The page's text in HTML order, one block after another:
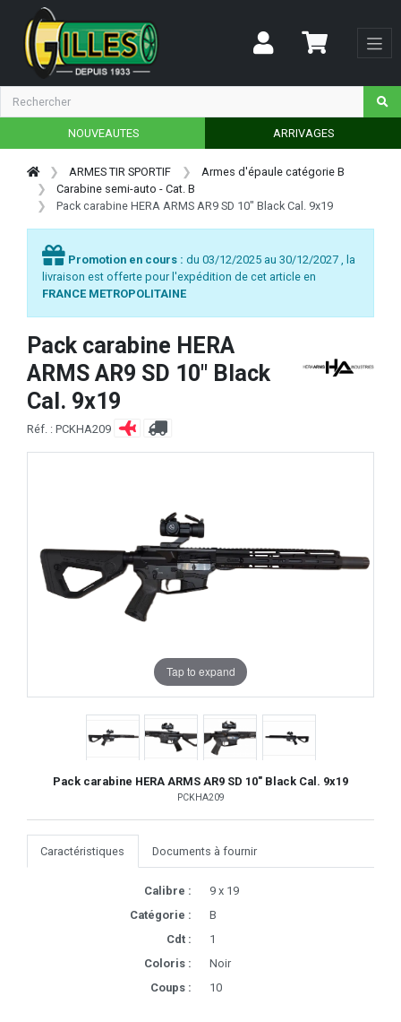
NOUVEAUTES ARRIVAGES
ARMES TIR SPORTIF
Armes d'épaule catégorie B
Carabine semi-auto - Cat. B
Pack carabine HERA ARMS AR9 SD 10" Black Cal. 9x19
Promotion en cours : du 03/12/2025 au 30/12/2027 , la
livraison est offerte pour l'expédition de cet article en
FRANCE METROPOLITAINE
Pack carabine HERA
ARMS AR9 SD 10" Black
Cal. 9x19
Réf. : PCKHA209
Tap to expand
Pack carabine HERA ARMS AR9 SD 10" Black Cal. 9x19
PCKHA209
Caractéristiques Documents à fournir
Calibre :
9 x 19
Catégorie :
B
Cdt :
1
Coloris :
Noir
Coups :
10